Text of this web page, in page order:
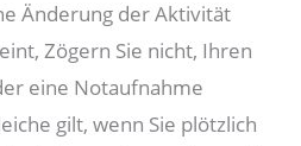
Änderung der Aktivität
Zögern Sie nicht, Ihren
eine Notaufnahme
gilt, wenn Sie plötzlich